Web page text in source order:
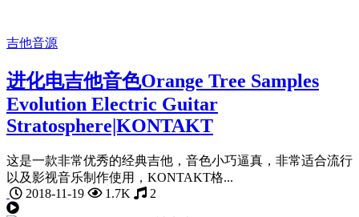
吉他音源
进化电吉他音色Orange Tree Samples
Evolution Electric Guitar
Stratosphere|KONTAKT
这是一款非常优秀的经典吉他，音色小巧逼真，非常适合流行
以及影视音乐制作使用，KONTAKT格...
2018-11-19
1.7K 2